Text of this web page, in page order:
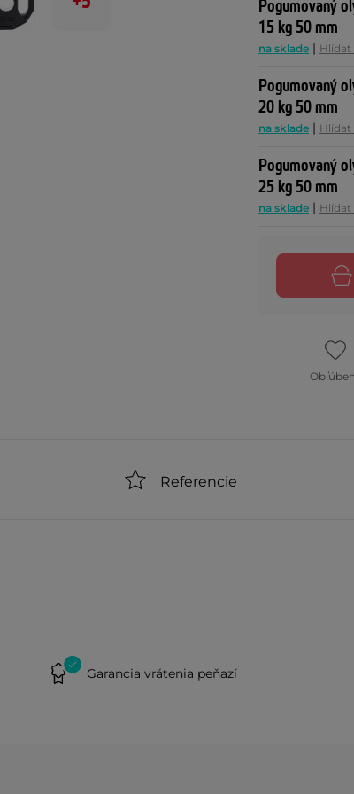
Pogumovaný
15 kg 50 mm
na sklade | Hlídat
Pogumovaný
20 kg 50 mm
na sklade | Hlídat
Pogumovaný
25 kg 50 mm
na sklade | Hlídat
Referencie
Garancia vrátenia peňazí